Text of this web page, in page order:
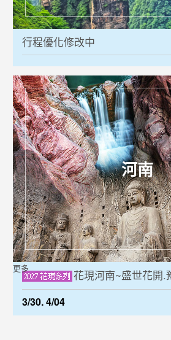
行程優化修改中
河南
花現河南~盛世花開.
3/30. 4/04
更多